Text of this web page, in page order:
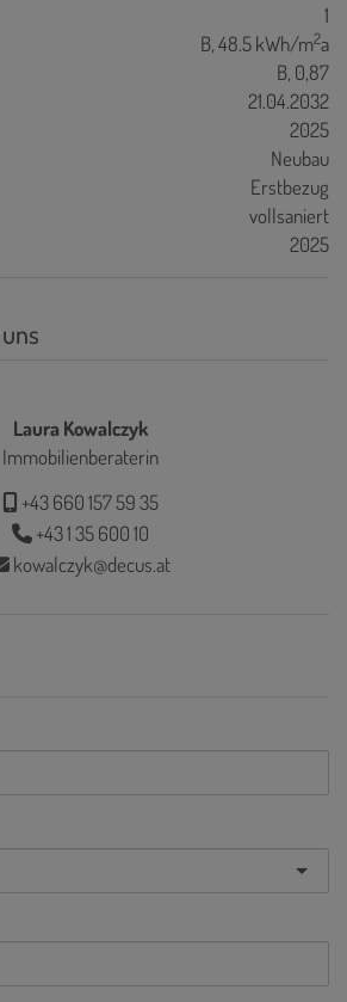
1
B, 48.5 kWh/m2a
B, 0,87
21.04.2032
2025
Neubau
Erstbezug
vollsaniert
2025
Laura Kowalczyk
Immobilienberaterin
+43 660 157 59 35
+43 1 35 600 10
kowalczyk@decus.at